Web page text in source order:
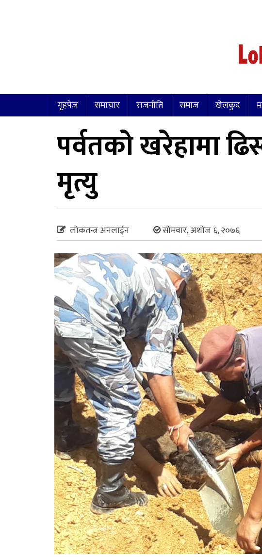
गृहपेज समाचार राजनीति समाज खेलकुद
पर्वतको खरेहामा
मृत्यु
लोकतन्त्र अनलाईन सोमवार, अशोज ६, २०७६